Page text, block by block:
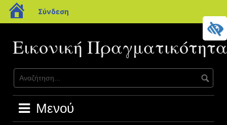
blogs.sch.gr
Σύνδεση
περιεχόμενο
Εικονική Πραγματικότητα
Μενού